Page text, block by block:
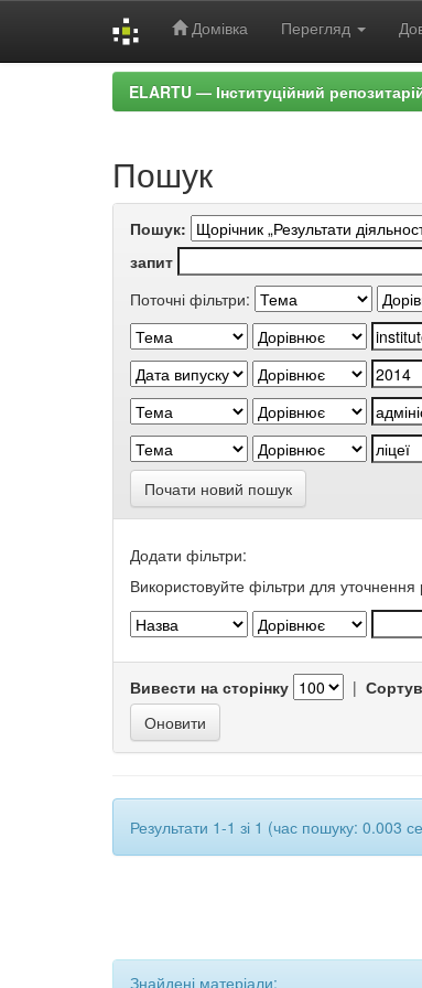
Домівка Перегляд
ELARTU — Інституційний
Пошук
Пошук:
запит
Поточні фільтри:
Почати новий пошук
Додати фільтри:
Використовуйте фільтри для уточнення
Вивести на сторінку |
Результати 1-1 зі 1 (час пошуку: 0.003
Знайдені матеріали: